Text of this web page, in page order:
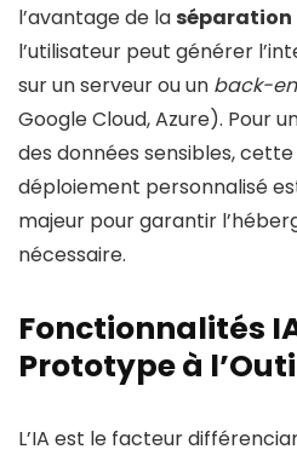
l’avantage de laséparation
l’utilisateur peut générer
sur un serveur ou un back-
Google Cloud, Azure). Pour
des données sensibles, cette
déploiement personnalisé
majeur pour garantir
nécessaire.
Fonctionnalités
Prototype à
L’IA est le facteur